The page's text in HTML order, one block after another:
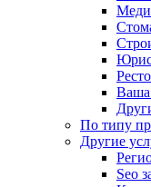
Ваша
По типу
Другие
Seo